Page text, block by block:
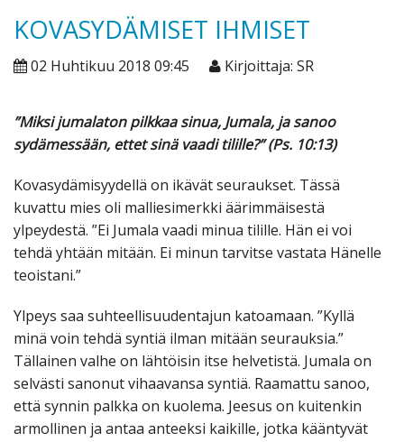
KOVASYDÄMISET IHMISET
02 Huhtikuu 2018 09:45 Kirjoittaja: SR
”Miksi jumalaton pilkkaa sinua, Jumala, ja sanoo
sydämessään, ettet sinä vaadi tilille?” (Ps. 10:13)
Kovasydämisyydellä on ikävät seuraukset. Tässä
kuvattu mies oli malliesimerkki äärimmäisestä
ylpeydestä. ”Ei Jumala vaadi minua tilille. Hän ei voi
tehdä yhtään mitään. Ei minun tarvitse vastata Hänelle
teoistani.”
Ylpeys saa suhteellisuudentajun katoamaan. ”Kyllä
minä voin tehdä syntiä ilman mitään seurauksia.”
Tällainen valhe on lähtöisin itse helvetistä. Jumala on
selvästi sanonut vihaavansa syntiä. Raamattu sanoo,
että synnin palkka on kuolema. Jeesus on kuitenkin
armollinen ja antaa anteeksi kaikille, jotka kääntyvät